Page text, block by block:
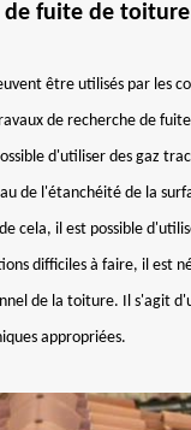
de fuite de
être utilisés par les
de recherche de
d'utiliser des gaz
de l'étanchéité de la
cela, il est possible
difficiles à faire, il est
de la toiture. Il s'agit
appropriées.